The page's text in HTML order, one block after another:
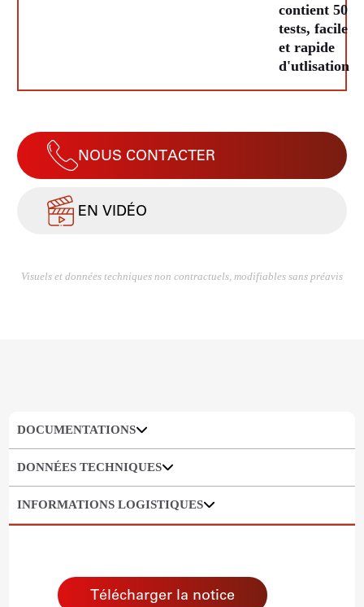
contient 50
tests, facile
et rapide
d'utlisation
NOUS CONTACTER
EN VIDÉO
Visuels et données techniques non contractuels, modifiables sans préavis
DOCUMENTATIONS
DONNÉES TECHNIQUES
INFORMATIONS LOGISTIQUES
Télécharger la notice